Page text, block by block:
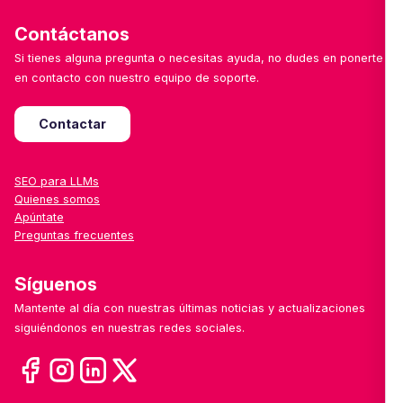
Contáctanos
Si tienes alguna pregunta o necesitas ayuda, no dudes en ponerte
en contacto con nuestro equipo de soporte.
Contactar
SEO para LLMs
Quienes somos
Apúntate
Preguntas frecuentes
Síguenos
Mantente al día con nuestras últimas noticias y actualizaciones
siguiéndonos en nuestras redes sociales.